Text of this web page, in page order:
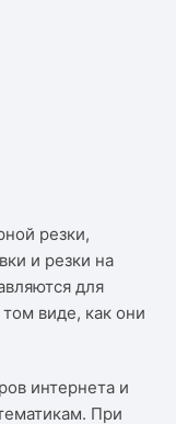
резки,
и резки на
для
виде, как они
интернета и
При